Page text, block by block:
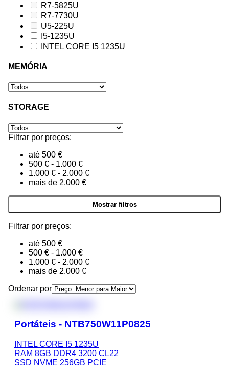
R7-5825U
R7-7730U
U5-225U
I5-1235U
INTEL CORE I5 1235U
MEMÓRIA
STORAGE
Filtrar por preços:
até 500 €
500 € - 1.000 €
1.000 € - 2.000 €
mais de 2.000 €
Filtrar por preços:
até 500 €
500 € - 1.000 €
1.000 € - 2.000 €
mais de 2.000 €
Ordenar por
Portáteis - NTB750W11P0825
INTEL CORE I5 1235U
RAM 8GB DDR4 3200 CL22
SSD NVME 256GB PCIE